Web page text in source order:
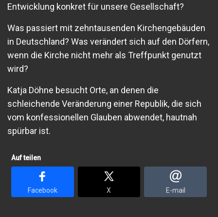
Entwicklung konkret für unsere Gesellschaft?
Was passiert mit zehntausenden Kirchengebäuden
in Deutschland? Was verändert sich auf den Dörfern,
wenn die Kirche nicht mehr als Treffpunkt genutzt
wird?
Katja Döhne besucht Orte, an denen die
schleichende Veränderung einer Republik, die sich
vom konfessionellen Glauben abwendet, hautnah
spürbar ist.
Auf teilen
Facebook X E-mail